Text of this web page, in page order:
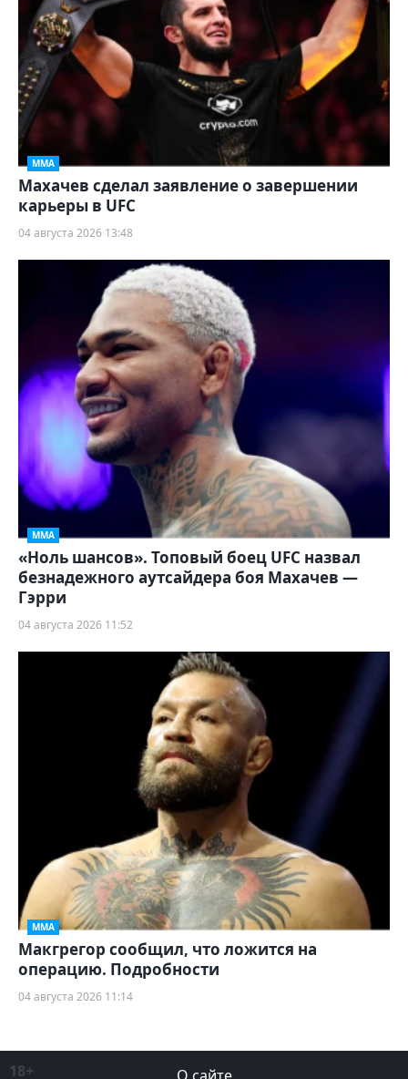
ММА
Махачев сделал заявление о завершении
карьеры в UFC
04 августа 2026 13:48
ММА
«Ноль шансов». Топовый боец UFC назвал
безнадежного аутсайдера боя Махачев —
Гэрри
04 августа 2026 11:52
ММА
Макгрегор сообщил, что ложится на
операцию. Подробности
04 августа 2026 11:14
18+